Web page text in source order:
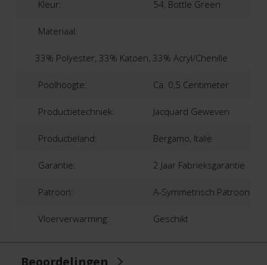
Beoordelingen
Kleur: 54, Bottle Green
Materiaal:
33% Polyester, 33% Katoen, 33% Acryl/Chenille
Poolhoogte: Ca. 0,5 Centimeter
Productietechniek: Jacquard Geweven
Productieland: Bergamo, Italië
Garantie: 2 Jaar Fabrieksgarantie
Patroon: A-Symmetrisch Patroon
Vloerverwarming: Geschikt